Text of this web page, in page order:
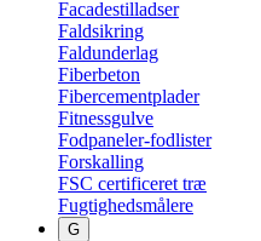
Facadestilladser
Faldsikring
Faldunderlag
Fiberbeton
Fibercementplader
Fitnessgulve
Fodpaneler-fodlister
Forskalling
FSC certificeret træ
Fugtighedsmålere
G